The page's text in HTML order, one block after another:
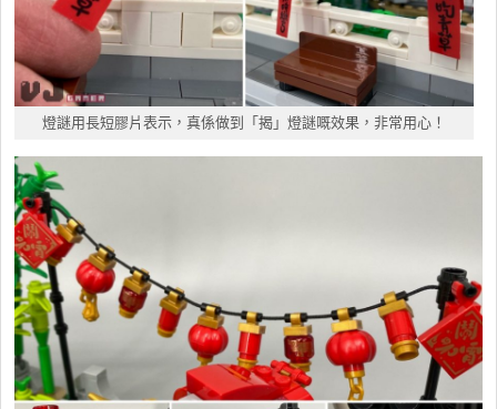
燈謎用長短膠片表示，真係做到「揭」燈謎嘅效果，非常用心！